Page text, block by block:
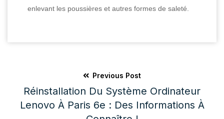
enlevant les poussières et autres formes de saleté.
Previous Post
Réinstallation Du Système Ordinateur
Lenovo À Paris 6e : Des Informations À